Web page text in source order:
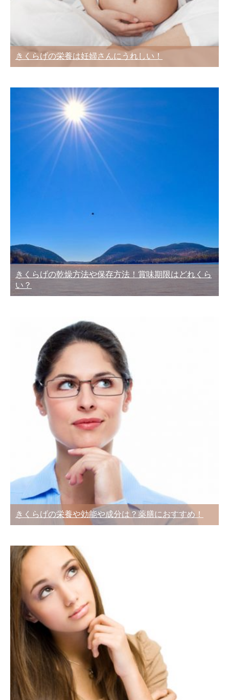
きくらげの栄養は妊婦さんにうれしい！
きくらげの乾燥方法や保存方法！賞味期限はどれくら
い？
きくらげの栄養や効能や成分は？薬膳におすすめ！